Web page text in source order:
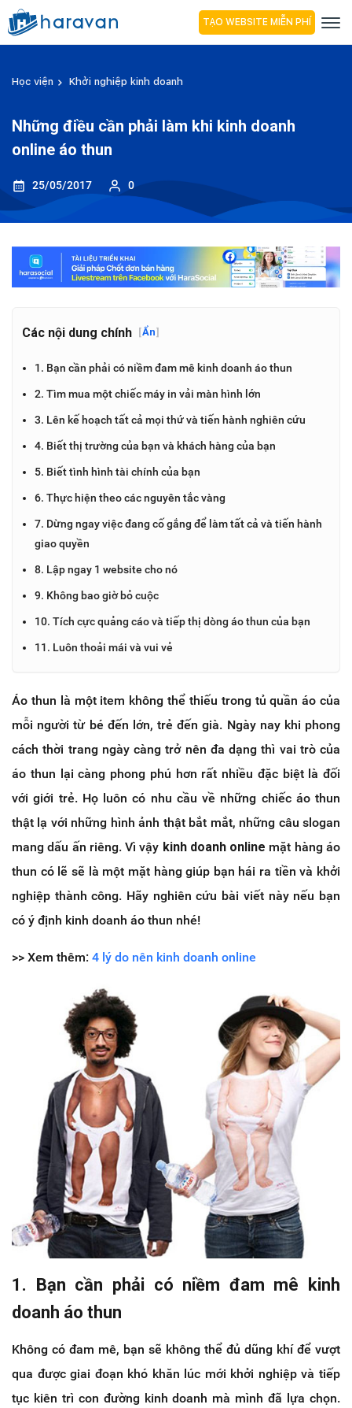
TẠO WEBSITE MIỄN PHÍ
Học viện Khởi nghiệp kinh doanh
Những điều cần phải làm khi kinh doanh
online áo thun
25/05/2017 0
Các nội dung chính [Ẩn]
1. Bạn cần phải có niềm đam mê kinh doanh áo thun
2. Tìm mua một chiếc máy in vải màn hình lớn
3. Lên kế hoạch tất cả mọi thứ và tiến hành nghiên cứu
4. Biết thị trường của bạn và khách hàng của bạn
5. Biết tình hình tài chính của bạn
6. Thực hiện theo các nguyên tắc vàng
7. Dừng ngay việc đang cố gắng để làm tất cả và tiến hành
giao quyền
8. Lập ngay 1 website cho nó
9. Không bao giờ bỏ cuộc
10. Tích cực quảng cáo và tiếp thị dòng áo thun của bạn
11. Luôn thoải mái và vui vẻ
Áo thun là một item không thể thiếu trong tủ quần áo của
mỗi người từ bé đến lớn, trẻ đến già. Ngày nay khi phong
cách thời trang ngày càng trở nên đa dạng thì vai trò của
áo thun lại càng phong phú hơn rất nhiều đặc biệt là đối
với giới trẻ. Họ luôn có nhu cầu về những chiếc áo thun
thật lạ với những hình ảnh thật bắt mắt, những câu slogan
mang dấu ấn riêng. Vì vậy kinh doanh online mặt hàng áo
thun có lẽ sẽ là một mặt hàng giúp bạn hái ra tiền và khởi
nghiệp thành công. Hãy nghiên cứu bài viết này nếu bạn
có ý định kinh doanh áo thun nhé!
>> Xem thêm: 4 lý do nên kinh doanh online
1. Bạn cần phải có niềm đam mê kinh
doanh áo thun
Không có đam mê, bạn sẽ không thể đủ dũng khí để vượt
qua được giai đoạn khó khăn lúc mới khởi nghiệp và tiếp
tục kiên trì con đường kinh doanh mà mình đã lựa chọn.